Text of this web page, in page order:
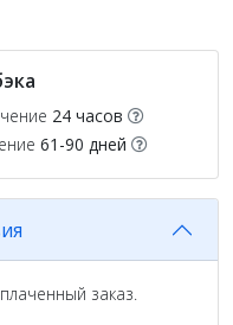
24 часов
61-90 дней
заказ.